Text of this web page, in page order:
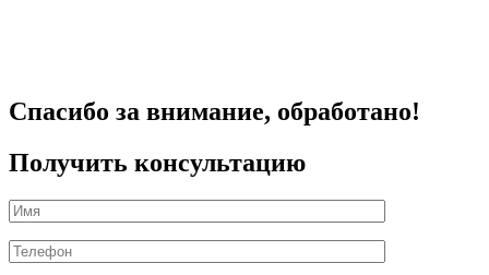
Спасибо за внимание, обработано!
Получить консультацию